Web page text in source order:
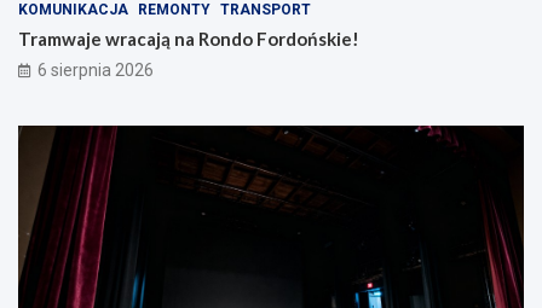
KOMUNIKACJA REMONTY TRANSPORT
Tramwaje wracają na Rondo Fordońskie!
6 sierpnia 2026